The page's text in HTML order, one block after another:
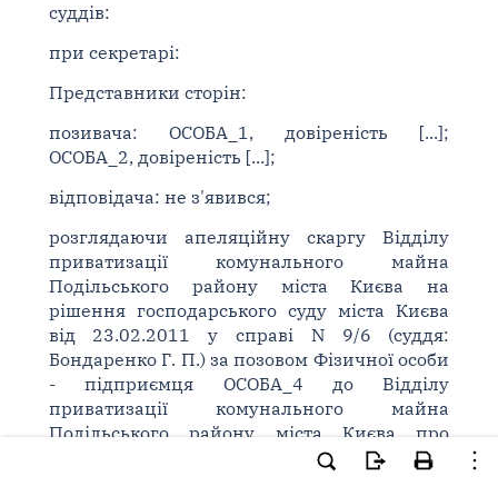
суддів:
при секретарі:
Представники сторін:
позивача: ОСОБА_1, довіреність [...];
ОСОБА_2, довіреність [...];
відповідача: не з'явився;
розглядаючи апеляційну скаргу Відділу
приватизації комунального майна
Подільського району міста Києва на
рішення господарського суду міста Києва
від 23.02.2011 у справі N 9/6 (суддя:
Бондаренко Г. П.) за позовом Фізичної особи
- підприємця ОСОБА_4 до Відділу
приватизації комунального майна
Подільського району міста Києва про
визнання договору купівлі - продажу